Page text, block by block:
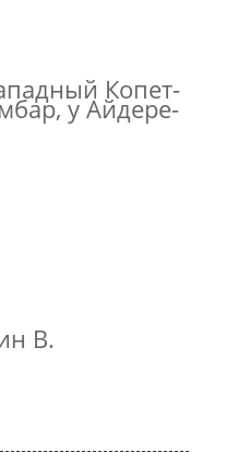
Копет-
у Айдере-
В.